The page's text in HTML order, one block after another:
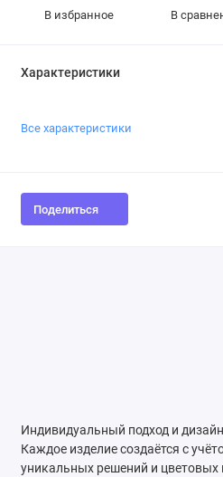
В избранное В
Характеристики
Все характеристики
Поделиться
Индивидуальный подход и
Каждое изделие создаётся с
уникальных решений и цветовых